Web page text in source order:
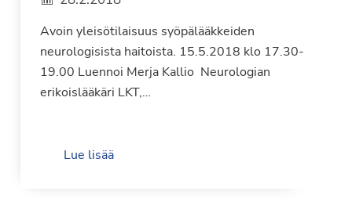
Avoin yleisötilaisuus syöpälääkkeiden
neurologisista haitoista. 15.5.2018 klo 17.30-
19.00 Luennoi Merja Kallio Neurologian
erikoislääkäri LKT,…
Lue lisää